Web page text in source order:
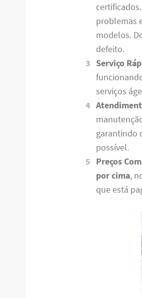
certificados.
problemas
modelos.
defeito.
Serviço
serviços
garantindo
possível.
Preços
por cima,
que está